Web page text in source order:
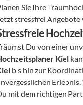
Sie Ihre
stressfrei Angebote
Kiel
bis hin zur
mit dem richtigen